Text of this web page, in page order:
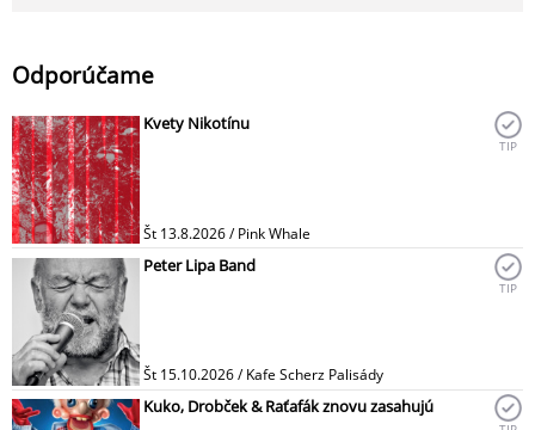
Odporúčame
Kvety Nikotínu
Št 13.8.2026 / Pink Whale
TIP
Peter Lipa Band
Št 15.10.2026 / Kafe Scherz Palisády
TIP
Kuko, Drobček & Raťafák znovu zasahujú